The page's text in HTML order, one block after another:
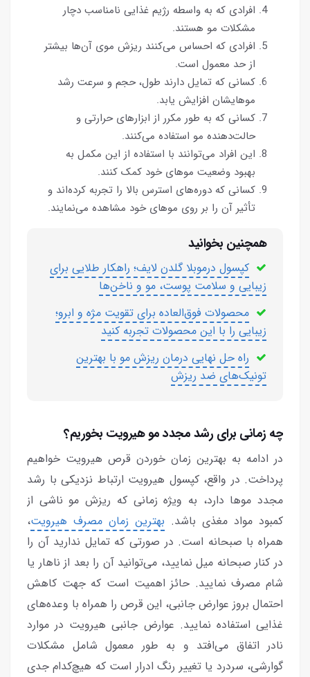
افرادی که به واسطه رژیم غذایی نامناسب دچار
مشکلات مو هستند.
افرادی که احساس می‌کنند ریزش موی آن‌ها بیشتر
از حد معمول است.
کسانی که تمایل دارند طول، حجم و سرعت رشد
موهایشان افزایش یابد.
کسانی که به طور مکرر از ابزارهای حرارتی و
حالت‌دهنده مو استفاده می‌کنند.
این افراد می‌توانند با استفاده از این مکمل به
بهبود وضعیت موهای خود کمک کنند.
کسانی که دوره‌های استرس بالا را تجربه کرده‌اند و
تأثیر آن را بر روی موهای خود مشاهده می‌نمایند.
همچنین بخوانید
کپسول درموبلا گلدن لایف؛ راهکار طلایی برای
زیبایی و سلامت پوست، مو و ناخن‌ها
محصولات فوق‌العاده برای تقویت مژه و ابرو؛
زیبایی را با این محصولات تجربه کنید
راه حل نهایی درمان ریزش مو با بهترین
تونیک‌های ضد ریزش
چه زمانی برای رشد مجدد مو هیرویت بخوریم؟
در ادامه به بهترین زمان خوردن قرص هیرویت خواهیم
پرداخت. در واقع، کپسول هیرویت ارتباط نزدیکی با رشد
مجدد موها دارد، به ویژه زمانی که ریزش مو ناشی از
کمبود مواد مغذی باشد. بهترین زمان مصرف هیرویت،
همراه با صبحانه است. در صورتی که تمایل ندارید آن را
در کنار صبحانه میل نمایید، می‌توانید آن را بعد از ناهار یا
شام مصرف نمایید. حائز اهمیت است که جهت کاهش
احتمال بروز عوارض جانبی، این قرص را همراه با وعده‌های
غذایی استفاده نمایید. عوارض جانبی هیرویت در موارد
نادر اتفاق می‌افتد و به طور معمول شامل مشکلات
گوارشی، سردرد یا تغییر رنگ ادرار است که هیچ‌کدام جدی